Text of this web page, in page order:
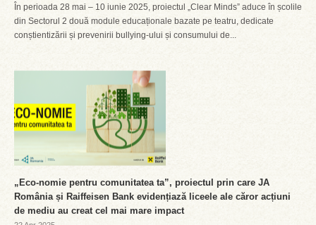
În perioada 28 mai – 10 iunie 2025, proiectul „Clear Minds” aduce în școlile
din Sectorul 2 două module educaționale bazate pe teatru, dedicate
conștientizării și prevenirii bullying-ului și consumului de...
„Eco-nomie pentru comunitatea ta”, proiectul prin care JA
România și Raiffeisen Bank evidențiază liceele ale căror acțiuni
de mediu au creat cel mai mare impact